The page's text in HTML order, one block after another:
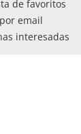
de favoritos
email
interesadas